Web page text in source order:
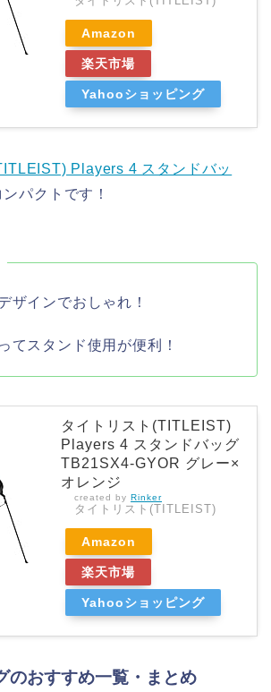
Amazon
楽天市場
Yahooショッピング
Players 4 スタンドバッ
パクトです！
ザインでおしゃれ！
てスタンド使用が便利！
タイトリスト(TITLEIST)
Players 4 スタンドバッグ
TB21SX4-GYOR グレー×
オレンジ
created by Rinker
タイトリスト(TITLEIST)
Amazon
楽天市場
Yahooショッピング
のおすすめ一覧・まとめ